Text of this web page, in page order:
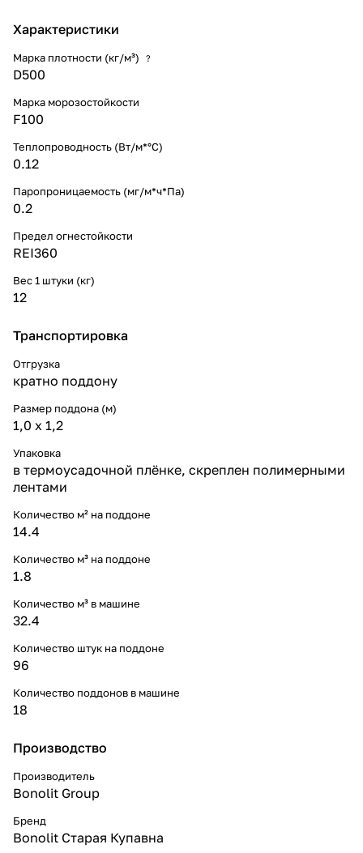
Характеристики
Марка плотности (кг/м³) ?
D500
Марка морозостойкости
F100
Теплопроводность (Вт/м*°С)
0.12
Паропроницаемость (мг/м*ч*Па)
0.2
Предел огнестойкости
REI360
Вес 1 штуки (кг)
12
Транспортировка
Отгрузка
кратно поддону
Размер поддона (м)
1,0 х 1,2
Упаковка
в термоусадочной плёнке, скреплен полимерными
лентами
Количество м² на поддоне
14.4
Количество м³ на поддоне
1.8
Количество м³ в машине
32.4
Количество штук на поддоне
96
Количество поддонов в машине
18
Производство
Производитель
Bonolit Group
Бренд
Bonolit Старая Купавна